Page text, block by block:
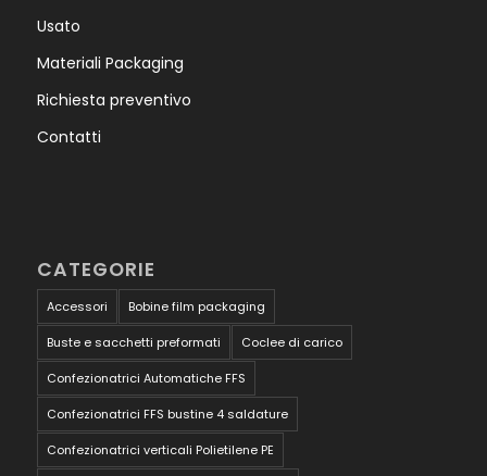
Usato
Materiali Packaging
Richiesta preventivo
Contatti
CATEGORIE
Accessori Bobine film packaging
Buste e sacchetti preformati Coclee di carico
Confezionatrici Automatiche FFS
Confezionatrici FFS bustine 4 saldature
Confezionatrici verticali Polietilene PE